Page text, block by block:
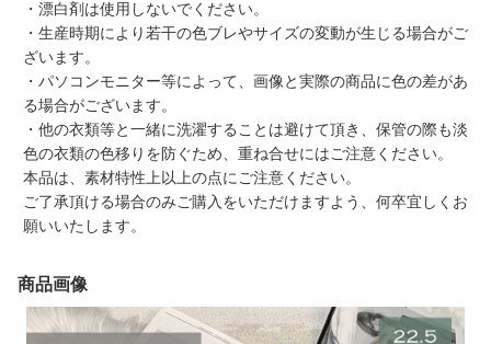
・漂白剤は使用しないでください。
・生産時期により若干の色ブレやサイズの変動が生じる場合がご
ざいます。
・パソコンモニター等によって、画像と実際の商品に色の差があ
る場合がございます。
・他の衣類等と一緒に洗濯することは避けて頂き、保管の際も淡
色の衣類の色移りを防ぐため、重ね合せにはご注意ください。
本品は、素材特性上以上の点にご注意ください。
ご了承頂ける場合のみご購入をいただけますよう、何卒宜しくお
願いいたします。
商品画像